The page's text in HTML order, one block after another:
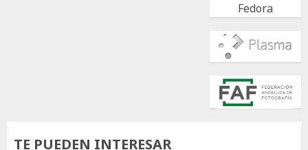
Fedora
TE PUEDEN INTERESAR